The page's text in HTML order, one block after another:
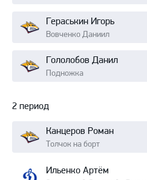
Гераськин Игорь
Вовченко Даниил
Гололобов Данил
Подножка
2 период
Канцеров Роман
Толчок на борт
Ильенко Артём